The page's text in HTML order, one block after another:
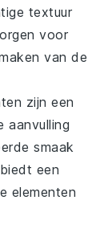
textuur
voor
van de
zijn een
aanvulling
smaak
biedt een
elementen